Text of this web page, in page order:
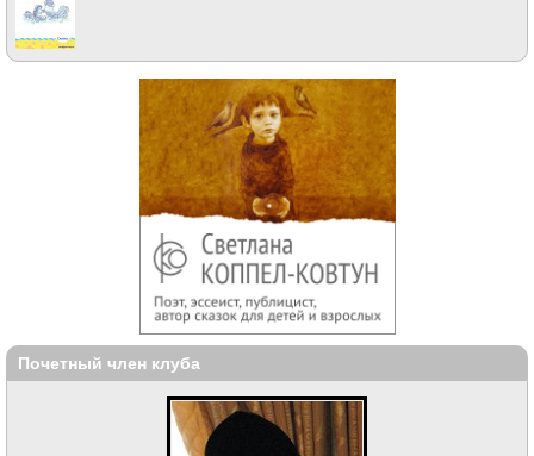
Почетный член клуба